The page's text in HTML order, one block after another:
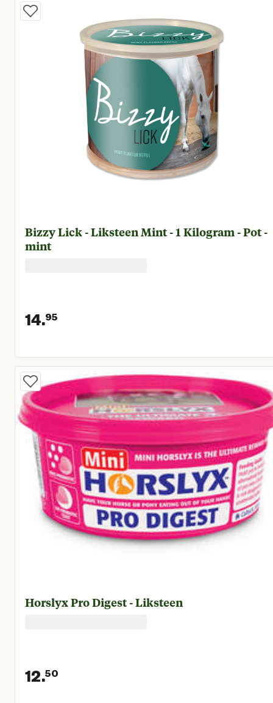
Bizzy Lick - Liksteen Mint - 1 Kilogram - Pot -
mint
14.95
Huidige prijs € 14,95
Horslyx Pro Digest - Liksteen
12.50